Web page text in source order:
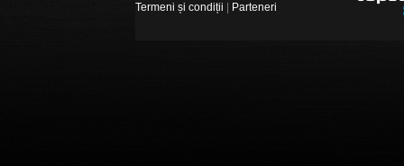
Termeni și condiții
Parteneri